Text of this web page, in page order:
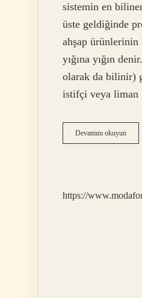
sistemin en
üste geldiğinde
ahşap
yığına yığın
olarak da bilinir)
istifçi veya
Devamını okuyunIstifle
https://